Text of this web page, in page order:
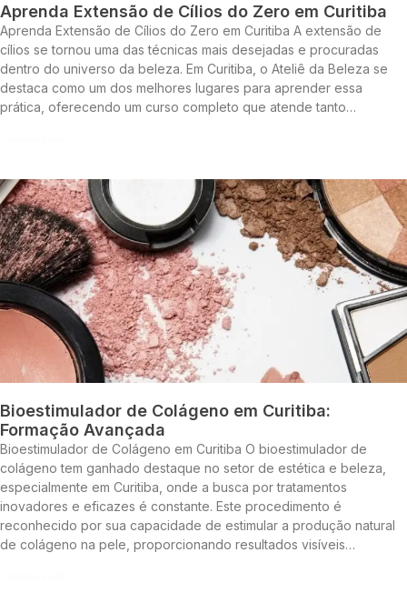
Aprenda Extensão de Cílios do Zero em Curitiba
Aprenda Extensão de Cílios do Zero em Curitiba A extensão de
cílios se tornou uma das técnicas mais desejadas e procuradas
dentro do universo da beleza. Em Curitiba, o Ateliê da Beleza se
destaca como um dos melhores lugares para aprender essa
prática, oferecendo um curso completo que atende tanto…
Bioestimulador de Colágeno em Curitiba:
Formação Avançada
Bioestimulador de Colágeno em Curitiba O bioestimulador de
colágeno tem ganhado destaque no setor de estética e beleza,
especialmente em Curitiba, onde a busca por tratamentos
inovadores e eficazes é constante. Este procedimento é
reconhecido por sua capacidade de estimular a produção natural
de colágeno na pele, proporcionando resultados visíveis…